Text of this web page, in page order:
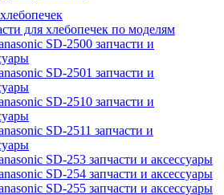
для хлебопечек по моделям
SD-2500 запчасти и
SD-2501 запчасти и
SD-2510 запчасти и
SD-2511 запчасти и
SD-253 запчасти и аксессуары
SD-254 запчасти и аксессуары
SD-255 запчасти и аксессуары